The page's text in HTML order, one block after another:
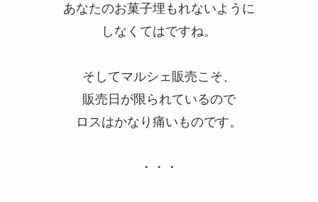
あなたのお菓子埋もれないように
しなくてはですね。
そしてマルシェ販売こそ、
販売日が限られているので
ロスはかなり痛いものです。
・・・